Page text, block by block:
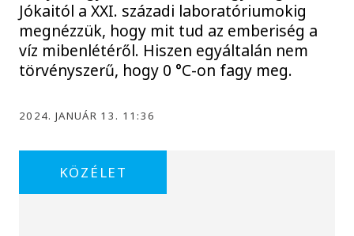
Jókaitól a XXI. századi laboratóriumokig
megnézzük, hogy mit tud az emberiség a
víz mibenlétéről. Hiszen egyáltalán nem
törvényszerű, hogy 0 °C-on fagy meg.
2024. JANUÁR 13. 11:36
KÖZÉLET